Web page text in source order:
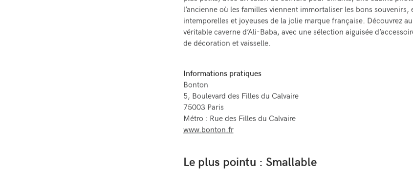
l’ancienne où les familles viennent immortaliser les bons souvenirs,
intemporelles et joyeuses de la jolie marque française. Découvrez
véritable caverne d’Ali-Baba, avec une sélection aiguisée
de décoration et vaisselle.
Informations pratiques
Bonton
5, Boulevard des Filles du Calvaire
75003 Paris
Métro : Rue des Filles du Calvaire
www.bonton.fr
Le plus pointu : Smallable